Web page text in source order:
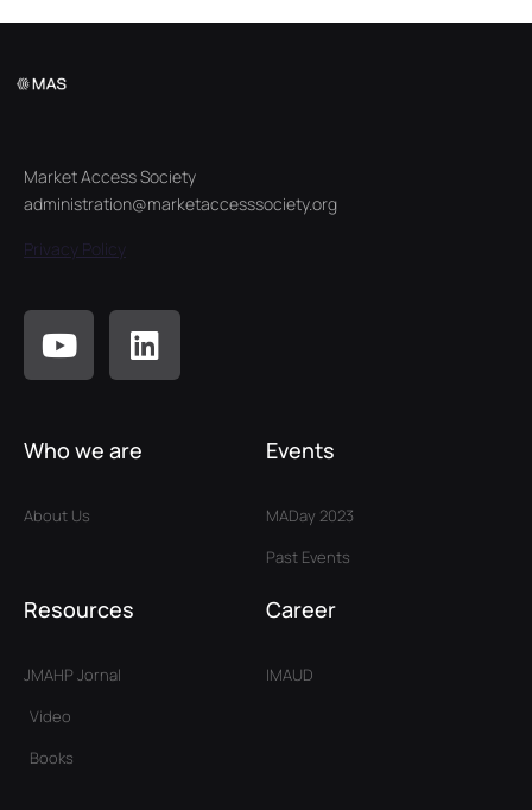
Market Access Society
administration@marketaccesssociety.org
Privacy Policy
Who we are
About Us
Resources
JMAHP Jornal
Video
Books
Events
MADay 2023
Past Events
Career
IMAUD